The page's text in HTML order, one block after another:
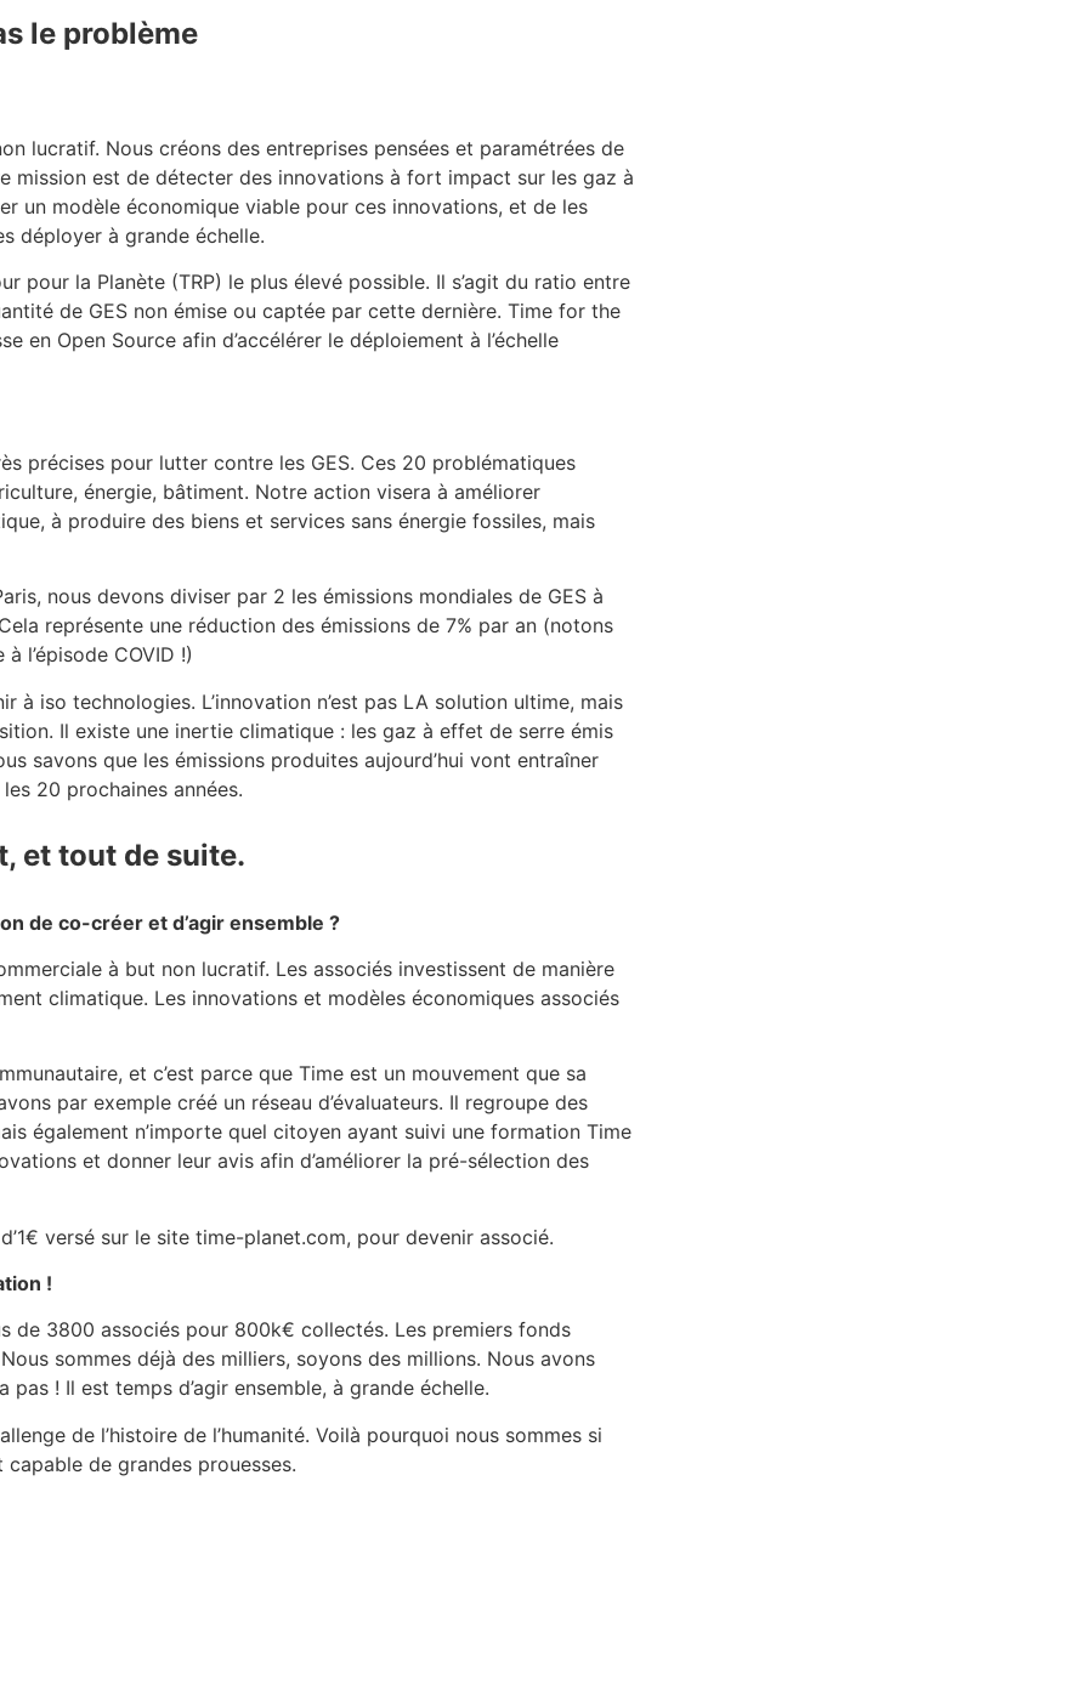
le problème
lucratif. Nous créons des entreprises pensées et paramétrées de
mission est de détecter des innovations à fort impact sur les gaz à
un modèle économique viable pour ces innovations, et de les
déployer à grande échelle.
pour la Planète (TRP) le plus élevé possible. Il s’agit du ratio entre
de GES non émise ou captée par cette dernière. Time for the
en Open Source afin d’accélérer le déploiement à l’échelle
précises pour lutter contre les GES. Ces 20 problématiques
énergie, bâtiment. Notre action visera à améliorer
à produire des biens et services sans énergie fossiles, mais
nous devons diviser par 2 les émissions mondiales de GES à
représente une réduction des émissions de 7% par an (notons
l’épisode COVID !)
iso technologies. L’innovation n’est pas LA solution ultime, mais
Il existe une inertie climatique : les gaz à effet de serre émis
savons que les émissions produites aujourd’hui vont entraîner
20 prochaines années.
et tout de suite.
de co-créer et d’agir ensemble ?
à but non lucratif. Les associés investissent de manière
climatique. Les innovations et modèles économiques associés
et c’est parce que Time est un mouvement que sa
par exemple créé un réseau d’évaluateurs. Il regroupe des
également n’importe quel citoyen ayant suivi une formation Time
et donner leur avis afin d’améliorer la pré-sélection des
versé sur le site time-planet.com, pour devenir associé.
!
de 3800 associés pour 800k€ collectés. Les premiers fonds
sommes déjà des milliers, soyons des millions. Nous avons
! Il est temps d’agir ensemble, à grande échelle.
de l’histoire de l’humanité. Voilà pourquoi nous sommes si
de grandes prouesses.